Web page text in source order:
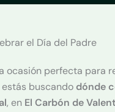
el Día del Padre
ocasión perfecta para
buscando dónde
, en El Carbón de